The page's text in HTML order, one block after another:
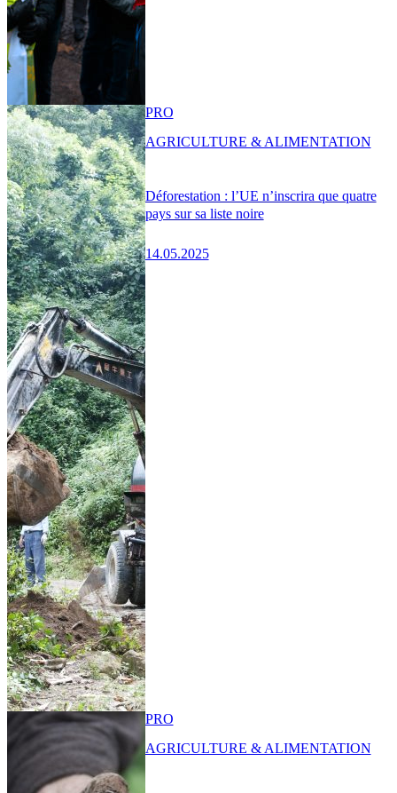
Déforestation : l’UE n’inscrira que quatre
pays sur sa liste noire
14.05.2025
PRO
AGRICULTURE & ALIMENTATION
PRO
AGRICULTURE & ALIMENTATION